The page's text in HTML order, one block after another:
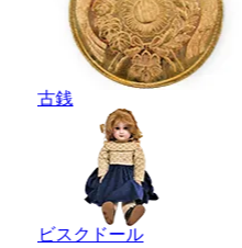
古銭
ビスクドール